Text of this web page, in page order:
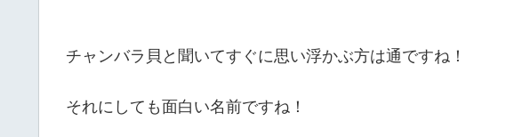
チャンバラ貝と聞いてすぐに思い浮かぶ方は通ですね！
それにしても面白い名前ですね！